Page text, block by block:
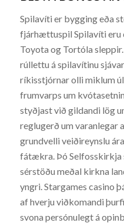
Spilavíti er bygging eða
fjárhættuspil Spilavíti eru
Toyota og Tortóla
rúllettu á spilavítinu
ríkisstjórnar olli miklum
frumvarps um
styðjast við gildandi lög
reglugerð um varanlegar
grundvelli veiðireynslu
fátækra. Þó Selfosskirkja
sérstöðu meðal kirkna
yngri. Stargames casino
af hverju viðkomandi
svona persónulegt á